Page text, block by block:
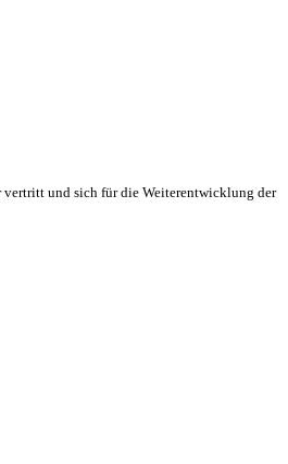
vertritt und sich für die Weiterentwicklung der